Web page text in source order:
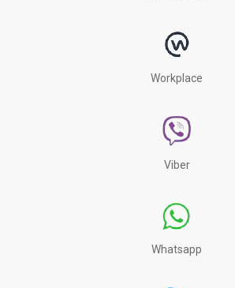
Workplace
Viber
Whatsapp